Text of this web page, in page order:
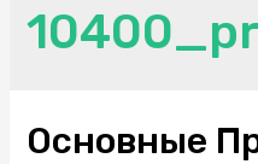
Основные